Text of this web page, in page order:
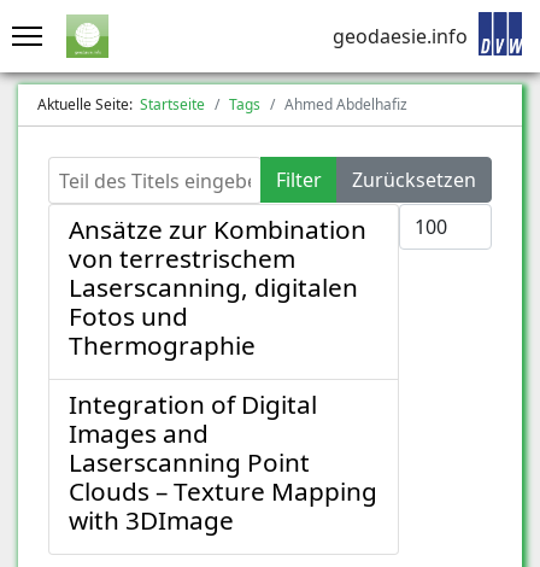
geodaesie.info
Aktuelle Seite: Startseite Tags Ahmed Abdelhafiz
Teil des Titels eingeben Filter
Zurücksetzen
Anzeige #
Ansätze zur Kombination
von terrestrischem
Laserscanning, digitalen
Fotos und
Thermographie
Integration of Digital
Images and
Laserscanning Point
Clouds – Texture Mapping
with 3DImage